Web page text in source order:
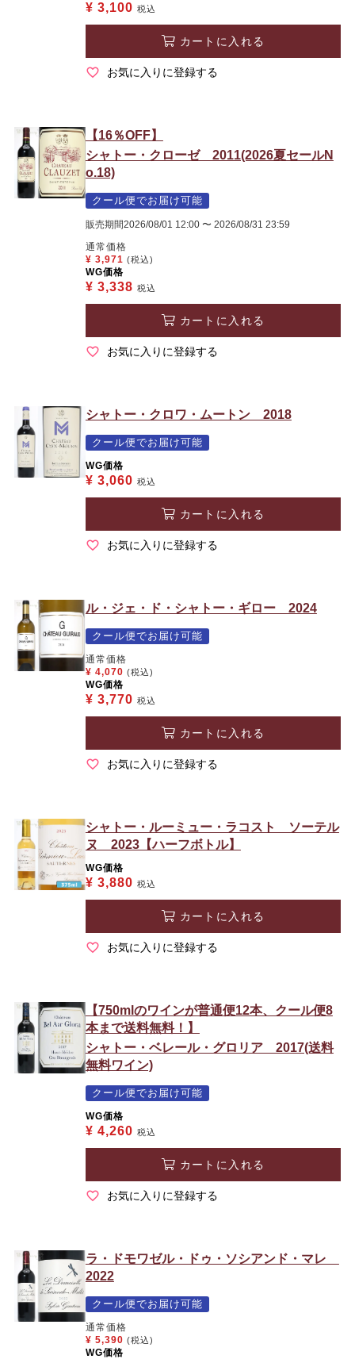
¥ 3,100 税込
カートに入れる
お気に入りに登録する
【16％OFF】
シャトー・クローゼ 2011(2026夏セールN
o.18)
クール便でお届け可能
販売期間2026/08/01 12:00 〜 2026/08/31 23:59
通常価格
¥ 3,971 (税込)
WG価格
¥ 3,338 税込
カートに入れる
お気に入りに登録する
シャトー・クロワ・ムートン 2018
クール便でお届け可能
WG価格
¥ 3,060 税込
カートに入れる
お気に入りに登録する
ル・ジェ・ド・シャトー・ギロー 2024
クール便でお届け可能
通常価格
¥ 4,070 (税込)
WG価格
¥ 3,770 税込
カートに入れる
お気に入りに登録する
シャトー・ルーミュー・ラコスト ソーテル
ヌ 2023【ハーフボトル】
WG価格
¥ 3,880 税込
カートに入れる
お気に入りに登録する
【750mlのワインが普通便12本、クール便8
本まで送料無料！】
シャトー・ベレール・グロリア 2017(送料
無料ワイン)
クール便でお届け可能
WG価格
¥ 4,260 税込
カートに入れる
お気に入りに登録する
ラ・ドモワゼル・ドゥ・ソシアンド・マレ
2022
クール便でお届け可能
通常価格
¥ 5,390 (税込)
WG価格